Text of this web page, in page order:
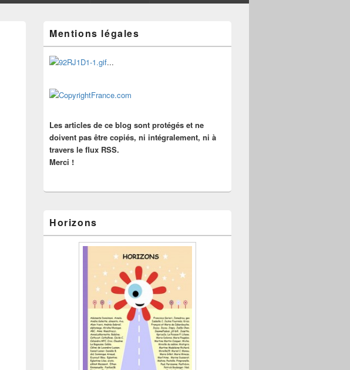
principale
de
widget
pour
barre
latérale
Mentions légales
...
Les articles de ce blog sont protégés et ne
doivent pas être copiés, ni intégralement, ni à
travers le flux RSS.
Merci !
Horizons